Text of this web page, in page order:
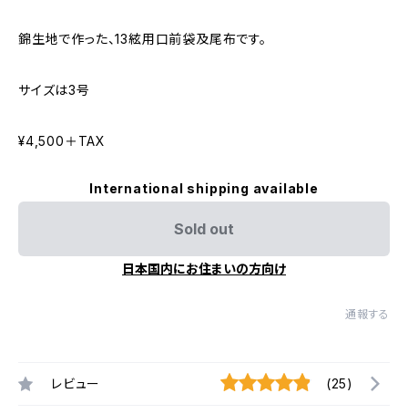
錦生地で作った、13絃用口前袋及尾布です。
サイズは3号
¥4,500＋TAX
International shipping available
Sold out
日本国内にお住まいの方向け
通報する
レビュー (25)